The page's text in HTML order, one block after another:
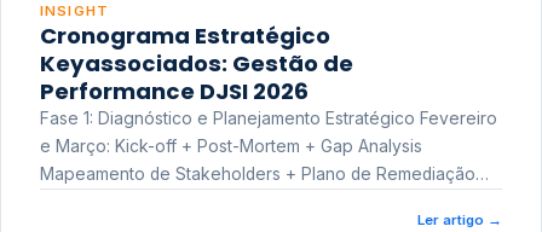
INSIGHT
Cronograma Estratégico
Keyassociados: Gestão de
Performance DJSI 2026
Fase 1: Diagnóstico e Planejamento Estratégico Fevereiro
e Março: Kick-off + Post-Mortem + Gap Analysis
Mapeamento de Stakeholders + Plano de Remediação
Ler artigo →